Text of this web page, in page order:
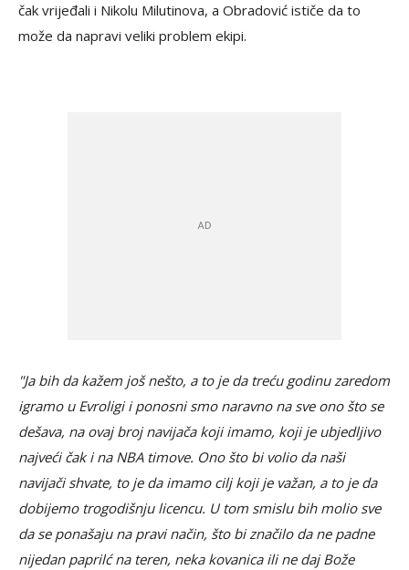
čak vrijeđali i Nikolu Milutinova, a Obradović ističe da to
može da napravi veliki problem ekipi.
"Ja bih da kažem još nešto, a to je da treću godinu zaredom
igramo u Evroligi i ponosni smo naravno na sve ono što se
dešava, na ovaj broj navijača koji imamo, koji je ubjedljivo
najveći čak i na NBA timove. Ono što bi volio da naši
navijači shvate, to je da imamo cilj koji je važan, a to je da
dobijemo trogodišnju licencu. U tom smislu bih molio sve
da se ponašaju na pravi način, što bi značilo da ne padne
nijedan paprilć na teren, neka kovanica ili ne daj Bože